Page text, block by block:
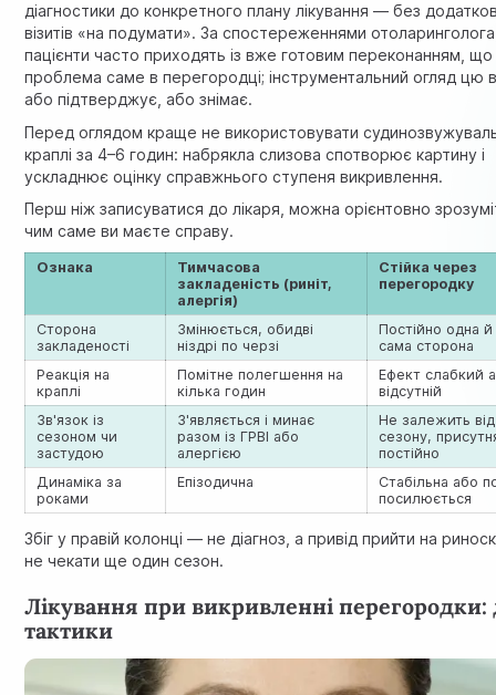
діагностики до конкретного плану лікування — без
візитів «на подумати». За спостереженнями
пацієнти часто приходять із вже готовим переконанням, що
проблема саме в перегородці; інструментальний огляд цю
або підтверджує, або знімає.
Перед оглядом краще не використовувати
краплі за 4–6 годин: набрякла слизова спотворює картину і
ускладнює оцінку справжнього ступеня викривлення.
Перш ніж записуватися до лікаря, можна орієнтовно
чим саме ви маєте справу.
Ознака
Тимчасова
закладеність (риніт,
алергія)
Стійка через
перегородку
Сторона
закладеності
Змінюється, обидві
ніздрі по черзі
Постійно одна й
сама сторона
Реакція на
краплі
Помітне полегшення на
кілька годин
Ефект слабкий
відсутній
Зв'язок із
сезоном чи
застудою
З'являється і минає
разом із ГРВІ або
алергією
Не залежить від
сезону,
постійно
Динаміка за
роками
Епізодична
Стабільна або
посилюється
Збіг у правій колонці — не діагноз, а привід прийти на
не чекати ще один сезон.
Лікування при викривленні перегородки:
тактики